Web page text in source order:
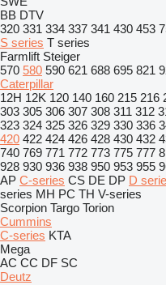
BB DTV
320 331 334 337 341 430 453
S series T series
Farmlift Steiger
570 580 590 621 688 695 821
Caterpillar
12H 12K 120 140 160 215 216
303 305 306 307 308 311 312
323 324 325 326 329 330 336
420 422 424 426 428 430 432
740 769 771 772 773 775 777
928 930 936 938 950 953 955
AP C-series CS DE DP D
series MH PC TH V-series
Scorpion Targo Torion
Cummins
C-series KTA
Mega
AC CC DF SC
Deutz